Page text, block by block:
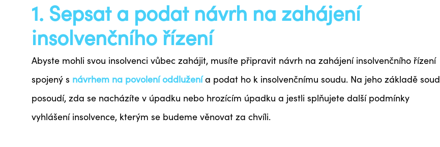
1. Sepsat a podat návrh na zahájení
insolvenčního řízení
Abyste mohli svou insolvenci vůbec zahájit, musíte připravit návrh na zahájení insolvenčního řízení
spojený s návrhem na povolení oddluženía podat ho k insolvenčnímu soudu. Na jeho základě soud
posoudí, zda se nacházíte v úpadku nebo hrozícím úpadku a jestli splňujete další podmínky
vyhlášení insolvence, kterým se budeme věnovat za chvíli.